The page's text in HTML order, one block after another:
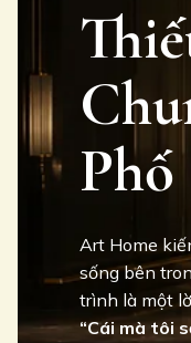
Phố
Art Home
sống bên
trình là một
“Cái mà tôi